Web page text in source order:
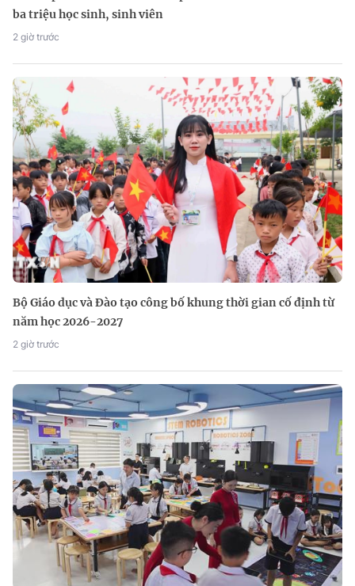
ba triệu học sinh, sinh viên
2 giờ trước
Bộ Giáo dục và Đào tạo công bố khung thời gian cố định từ
năm học 2026-2027
2 giờ trước